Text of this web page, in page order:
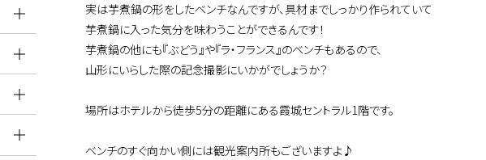
実は芋煮鍋の形をしたベンチなんですが、具材までしっかり作られていて
芋煮鍋に入った気分を味わうことができるんです！
芋煮鍋の他にも『ぶどう』や『ラ・フランス』のベンチもあるので、
山形にいらした際の記念撮影にいかがでしょうか？
場所はホテルから徒歩5分の距離にある霞城セントラル1階です。
ベンチのすぐ向かい側には観光案内所もございますよ♪